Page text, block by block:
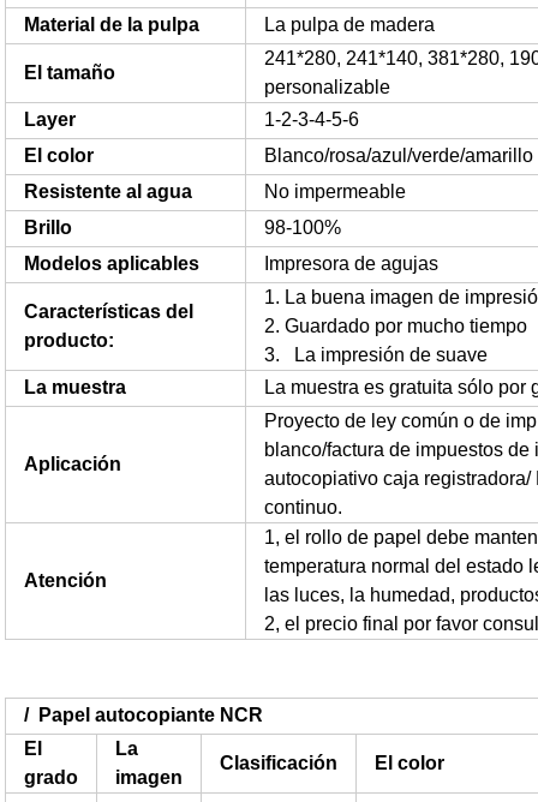
Material de la pulpa
La pulpa de madera
El tamaño
241*280, 241*140, 381*280,
personalizable
Layer
1-2-3-4-5-6
El color
Blanco/rosa/azul/verde/amarillo
Resistente al agua
No impermeable
Brillo
98-100%
Modelos aplicables
Impresora de agujas
Características del
producto:
1. La buena imagen de
2. Guardado por mucho tiempo
3.
La impresión de suave
La muestra
La muestra es gratuita sólo por
Aplicación
Proyecto de ley común o de
blanco/factura de impuestos
autocopiativo caja
continuo.
Atención
1, el rollo de papel debe
temperatura normal del estado
las luces, la humedad,
2, el precio final por favor
/ Papel autocopiante NCR
El
grado
La
imagen
Clasificación El color